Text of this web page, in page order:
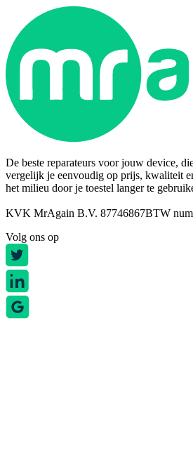
De beste reparateurs voor jouw device,
vergelijk je eenvoudig op prijs, kwaliteit
het milieu door je toestel langer te
KVK MrAgain B.V. 87746867BTW
Volg ons op